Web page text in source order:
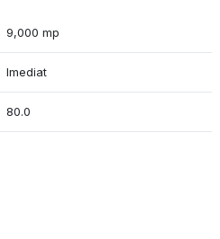
9,000 mp
Imediat
80.0